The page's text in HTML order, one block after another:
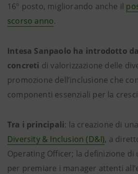
16° posto, migliorando anche il
scorso anno.
Intesa Sanpaolo ha introdotto
concreti di valorizzazione delle
promozione dell’inclusione che
componenti essenziali per la
Tra i principali: la creazione di una
Diversity & Inclusion (D&I), a
Operating Officer; la definizione di
per premiare i manager attenti